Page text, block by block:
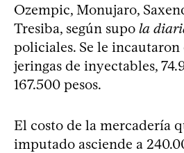
Ozempic, Monujaro,
Tresiba, según supo la
policiales. Se le
jeringas de inyectables,
167.500 pesos.
El costo de la mercadería
imputado asciende a